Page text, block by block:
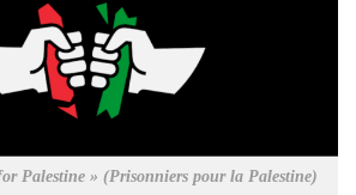
Palestine » (Prisonniers pour la Palestine)